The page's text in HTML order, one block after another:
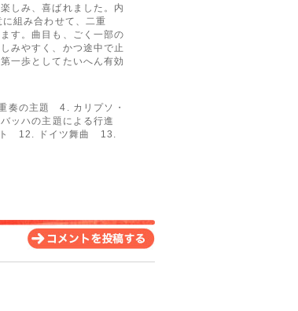
しみ、喜ばれました。内
組み合わせて、二重
す。曲目も、ごく一部の
みやすく、かつ途中で止
一歩としてたいへん有効
奏の主題 4. カリプソ・
ハの主題による行進
12. ドイツ舞曲 13.